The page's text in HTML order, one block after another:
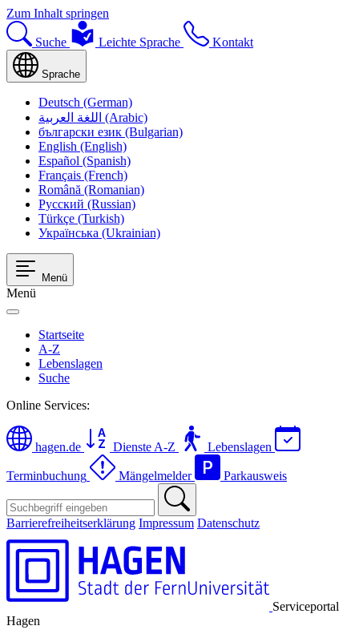
Zum Inhalt springen
Suche Leichte Sprache Kontakt
Sprache
Deutsch (German)
اللغة العربية (Arabic)
български език (Bulgarian)
English (English)
Español (Spanish)
Français (French)
Română (Romanian)
Русский (Russian)
Türkçe (Turkish)
Українська (Ukrainian)
Menü
Menü
Startseite
A-Z
Lebenslagen
Suche
Online Services:
hagen.de Dienste A-Z Lebenslagen
Terminbuchung Mängelmelder Parkausweis
Barrierefreiheitserklärung Impressum Datenschutz
Serviceportal
Hagen